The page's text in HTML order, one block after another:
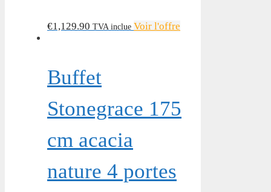
€1,129.90 TVA inclue Voir l'offre
Buffet
Stonegrace 175
cm acacia
nature 4 portes